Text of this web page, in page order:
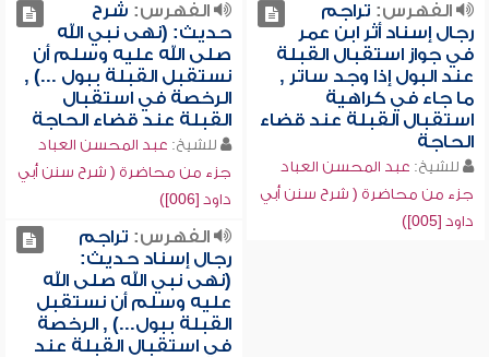
الفهرس: تراجم
رجال إسناد أثر ابن عمر
في جواز استقبال القبلة
عند البول إذا وجد ساتر ,
ما جاء في كراهية
استقبال القبلة عند قضاء
الحاجة
للشيخ: عبد المحسن العباد
جزء من محاضرة ( شرح سنن أبي
داود [005])
الفهرس: شرح
حديث: (نهى نبي الله
صلى الله عليه وسلم أن
نستقبل القبلة ببول ...) ,
الرخصة في استقبال
القبلة عند قضاء الحاجة
للشيخ: عبد المحسن العباد
جزء من محاضرة ( شرح سنن أبي
داود [006])
الفهرس: تراجم
رجال إسناد حديث:
(نهى نبي الله صلى الله
عليه وسلم أن نستقبل
القبلة ببول...) , الرخصة
في استقبال القبلة عند